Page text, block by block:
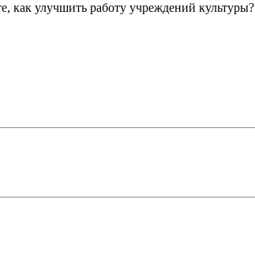
как улучшить работу учреждений культуры?